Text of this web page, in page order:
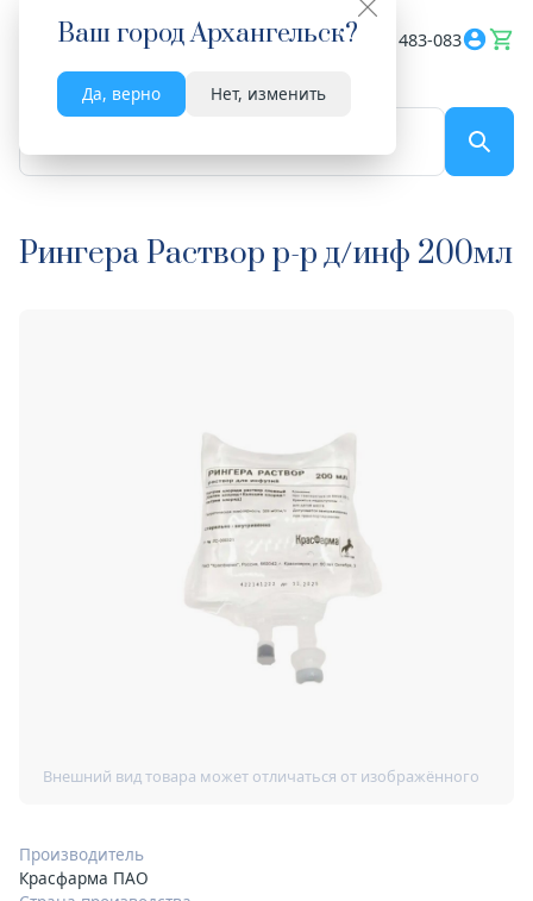
Ваш городАрхангельск?
Да, верно Нет, изменить
Весь сайт 8182 483-083
Рингера Раствор р-р д/инф 200мл
Производитель
Красфарма ПАО